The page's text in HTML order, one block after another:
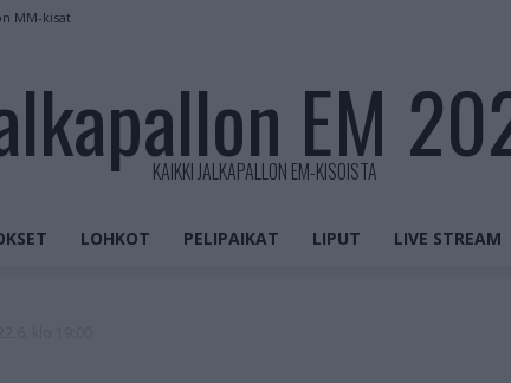
MM-kisat
EM
KAIKKI JALKAPALLON EM-KISOISTA
LOHKOT PELIPAIKAT LIPUT LIVE STREAM